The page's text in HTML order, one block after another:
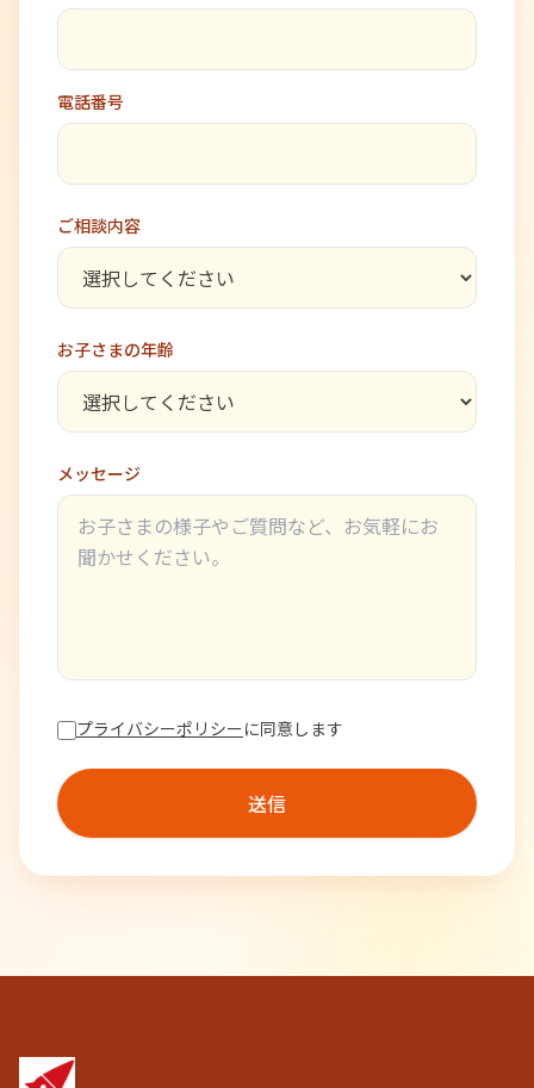
電話番号
ご相談内容
お子さまの年齢
メッセージ
プライバシーポリシーに同意します
送信